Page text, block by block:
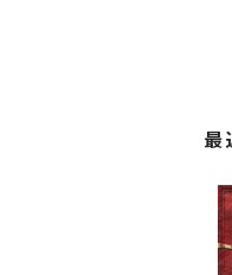
最